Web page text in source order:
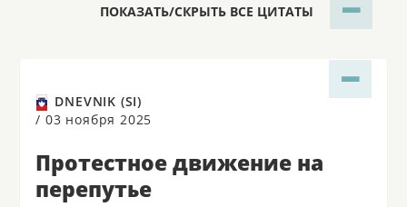
ПОКАЗАТЬ/СКРЫТЬ ВСЕ ЦИТАТЫ
DNEVNIK (SI)
/ 03 ноября 2025
Протестное движение на
перепутье